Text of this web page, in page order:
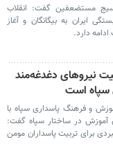
مستضعفین گفت: انقلاب
ایران به بیگانگان و آغاز
دارد.
نیروهای دغدغه‌مند
سپاه است
و فرهنگ پاسداری سپاه با
آموزش در ساختار سپاه گفت:
برای تربیت پاسداران مومن